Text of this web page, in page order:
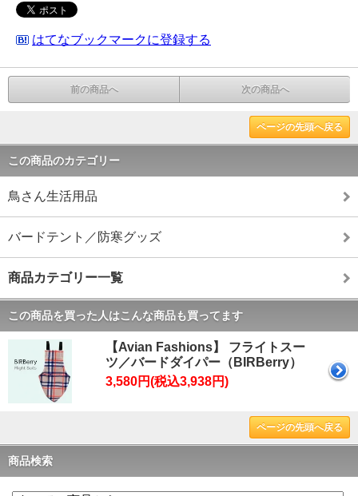
はてなブックマークに登録する
前の商品へ 次の商品へ
ページの先頭へ戻る
この商品のカテゴリー
鳥さん生活用品
バードテント／防寒グッズ
商品カテゴリー一覧
この商品を買った人はこんな商品も買ってます
【Avian Fashions】 フライトスー
ツ／バードダイパー（BIRBerry）
3,580円(税込3,938円)
ページの先頭へ戻る
商品検索